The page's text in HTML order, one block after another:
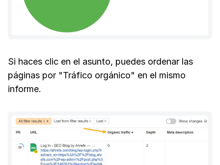
Si haces clic en el asunto, puedes ordenar las
páginas por "Tráfico orgánico" en el mismo
informe.